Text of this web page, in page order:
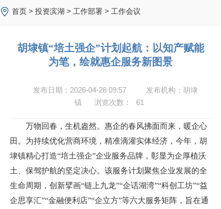
首页 > 投资滨湖 > 工作部署 > 工作会议
胡埭镇“培土强企”计划起航：以知产赋能
为笔，绘就惠企服务新图景
发布日期：2026-04-28 09:57
发布机构：胡埭
镇
浏览次数： 61
万物回春，生机盎然。惠企的春风拂面而来，暖企心
田。为持续优化营商环境，精准滴灌实体经济，今年，胡
埭镇精心打造“培土强企”企业服务品牌，彰显为企厚植沃
土、保驾护航的坚定决心。该服务计划聚焦企业发展的全
生命周期，创新擘画“链上九龙”“企话湖湾”“科创工坊”“益
企思享汇”“金融便利店”“企立方”等六大服务矩阵，旨在通